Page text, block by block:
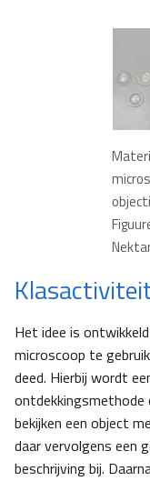
Het idee is
microscoop te
deed. Hierbij wordt
ontdekkingsmethode
bekijken een object
daar vervolgens een
beschrijving bij.